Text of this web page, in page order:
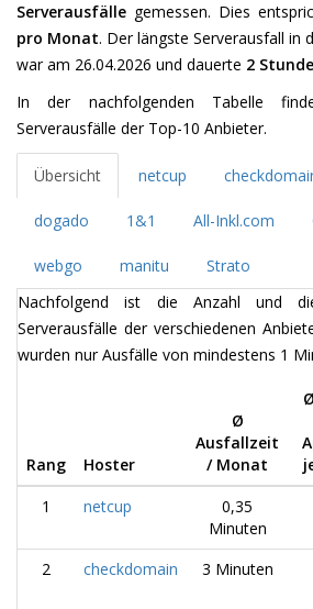
Serverausfälle gemessen. Dies
pro Monat. Der längste Serverausfall in
war am 26.04.2026 und dauerte 2
In der nachfolgenden Tabelle
Serverausfälle der Top-10 Anbieter.
Übersicht netcup
dogado 1&1 All-Inkl.com
webgo manitu
Strato
Nachfolgend ist die Anzahl und
Serverausfälle der verschiedenen
wurden nur Ausfälle von mindestens 1
Rang Hoster
Ø
Ausfallzeit
/ Monat
1
netcup
0,35
Minuten
2
checkdomain 3 Minuten